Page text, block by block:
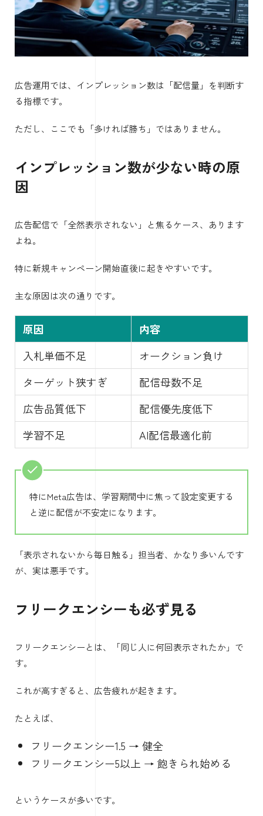
広告運用では、インプレッション数は「配信量」を判断す
る指標です。
ただし、ここでも「多ければ勝ち」ではありません。
インプレッション数が少ない時の原
因
広告配信で「全然表示されない」と焦るケース、あります
よね。
特に新規キャンペーン開始直後に起きやすいです。
主な原因は次の通りです。
原因
内容
入札単価不足
オークション負け
ターゲット狭すぎ
配信母数不足
広告品質低下
配信優先度低下
学習不足
AI配信最適化前
特にMeta広告は、学習期間中に焦って設定変更する
と逆に配信が不安定になります。
「表示されないから毎日触る」担当者、かなり多いんです
が、実は悪手です。
フリークエンシーも必ず見る
フリークエンシーとは、「同じ人に何回表示されたか」で
す。
これが高すぎると、広告疲れが起きます。
たとえば、
フリークエンシー1.5 → 健全
フリークエンシー5以上 → 飽きられ始める
というケースが多いです。